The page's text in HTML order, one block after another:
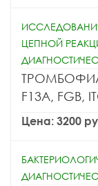
ЦЕПНОЙ
F13A, FGB,
Цена: 3200